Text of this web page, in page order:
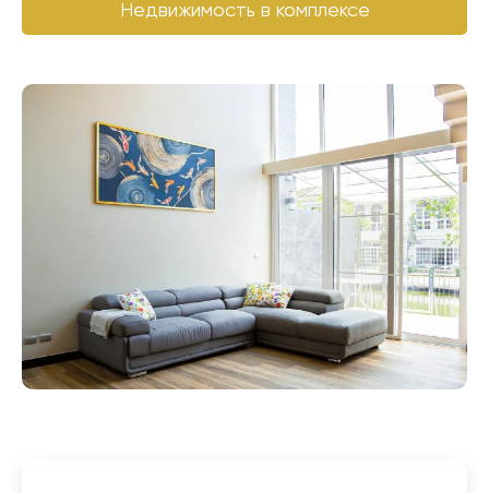
Недвижимость в комплексе